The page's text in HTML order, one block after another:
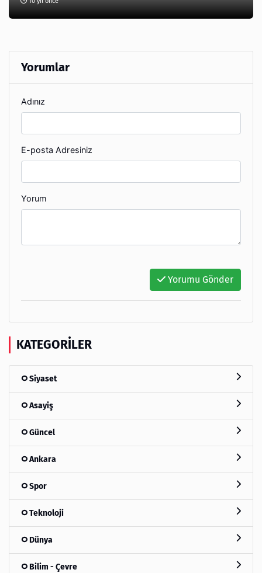
Yorumlar
Adınız
E-posta Adresiniz
Yorum
Yorumu Gönder
KATEGORILER
Siyaset
Asayiş
Güncel
Ankara
Spor
Teknoloji
Dünya
Bilim - Çevre